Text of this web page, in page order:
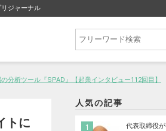
ジャーナル
分析ツール『SPAD』【起業インタビュー112回目】
トに
人気の記事
代表取締役